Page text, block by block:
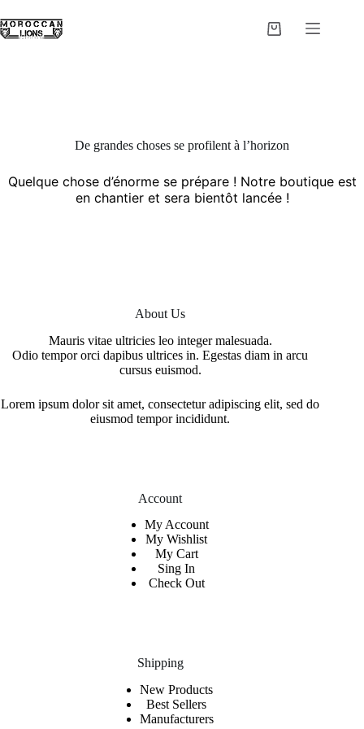
au
contenu
Panier
De grandes choses se profilent à l’horizon
Quelque chose d’énorme se prépare ! Notre boutique est
en chantier et sera bientôt lancée !
About Us
Mauris vitae ultricies leo integer malesuada.
Odio tempor orci dapibus ultrices in. Egestas diam in arcu
cursus euismod.
Lorem ipsum dolor sit amet, consectetur adipiscing elit, sed do
eiusmod tempor incididunt.
Account
My Account
My Wishlist
My Cart
Sing In
Check Out
Shipping
New Products
Best Sellers
Manufacturers